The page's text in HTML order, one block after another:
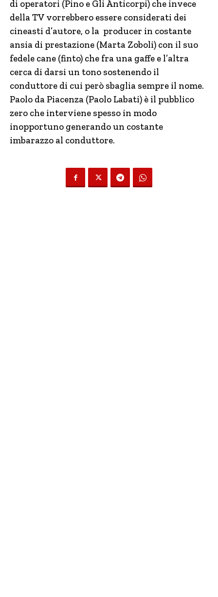
di operatori (Pino e Gli Anticorpi) che invece
della TV vorrebbero essere considerati dei
cineasti d’autore, o la producer in costante
ansia di prestazione (Marta Zoboli) con il suo
fedele cane (finto) che fra una gaffe e l’altra
cerca di darsi un tono sostenendo il
conduttore di cui però sbaglia sempre il nome.
Paolo da Piacenza (Paolo Labati) è il pubblico
zero che interviene spesso in modo
inopportuno generando un costante
imbarazzo al conduttore.